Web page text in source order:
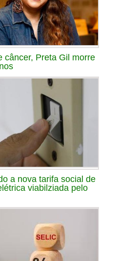
câncer, Preta Gil morre
a nova tarifa social de
viabilziada pelo